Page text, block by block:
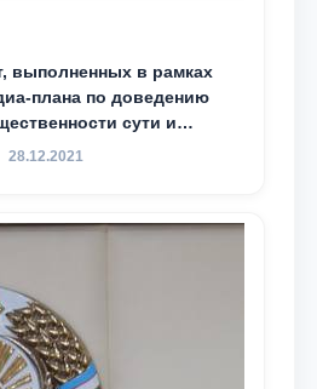
выполненных в рамках
плана по доведению
сути и
определённых в
Узбекистана
28.12.2021